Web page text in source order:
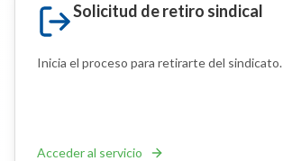
Solicitud de retiro sindical
Inicia el proceso para retirarte del sindicato.
Acceder al servicio